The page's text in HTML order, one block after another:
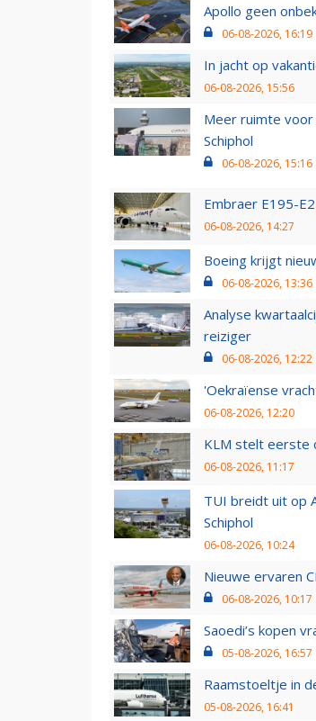
Apollo geen
06-08-2026, 16:19
In jacht op
06-08-2026, 15:56
Meer ruimte
Schiphol
06-08-2026, 15:16
Embraer E195-
06-08-2026, 14:27
Boeing krijgt
06-08-2026, 13:36
Analyse
reiziger
06-08-2026, 12:22
'Oekraïense
06-08-2026, 12:20
KLM stelt eerste
06-08-2026, 11:17
TUI breidt uit op
Schiphol
06-08-2026, 10:24
Nieuwe ervaren
06-08-2026, 10:17
Saoedi’s kopen
05-08-2026, 16:57
Raamstoeltje in
05-08-2026, 16:41